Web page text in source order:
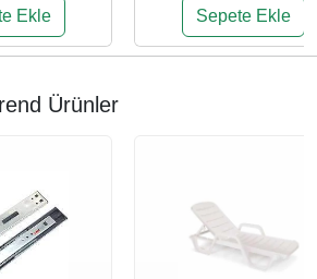
Ekle Sepete Ekle
Ürünler